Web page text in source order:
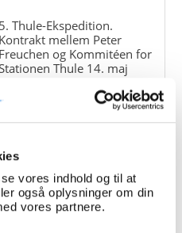
vores indhold og til at
også oplysninger om din
vores partnere.
5. Thule-Ekspedition.
Kontrakt mellem Peter
Freuchen og Kommitéen for
Thule 14. maj
5. thule ekspedition (1921-
24)
A 251
Rasmussen, Knud